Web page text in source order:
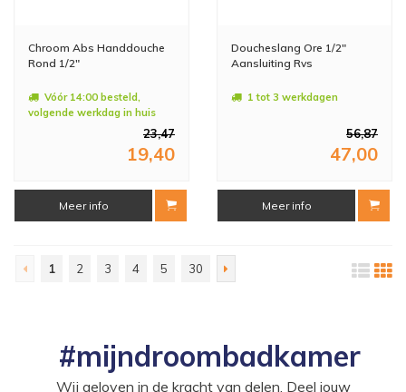
Chroom Abs Handdouche
Rond 1/2"
Vóór 14:00 besteld,
volgende werkdag in huis
23,47
19,40
Meer info
Doucheslang Ore 1/2"
Aansluiting Rvs
1 tot 3 werkdagen
56,87
47,00
Meer info
1 2 3 4 5 30
#mijndroombadkamer
Wij geloven in de kracht van delen. Deel jouw